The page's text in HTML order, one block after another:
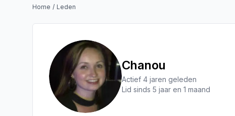
Home / Leden
Chanou
Actief 4 jaren geleden
Lid sinds 5 jaar en 1 maand